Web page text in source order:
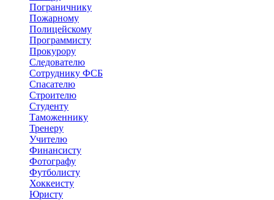
Пограничнику
Пожарному
Полицейскому
Программисту
Прокурору
Следователю
Сотруднику ФСБ
Спасателю
Строителю
Студенту
Таможеннику
Тренеру
Учителю
Финансисту
Фотографу
Футболисту
Хоккеисту
Юристу